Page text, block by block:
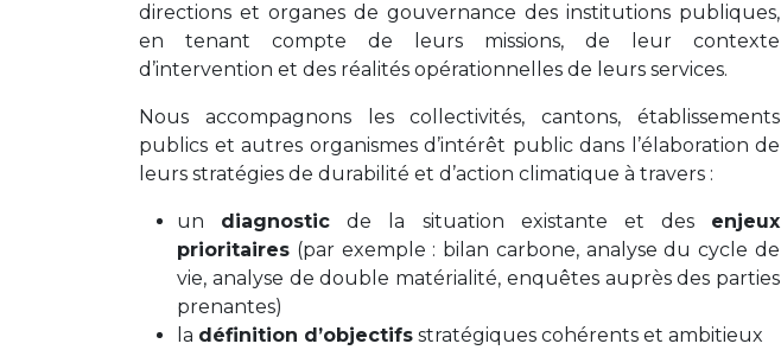
directions et organes de gouvernance des institutions publiques,
en tenant compte de leurs missions, de leur contexte
d’intervention et des réalités opérationnelles de leurs services.
Nous accompagnons les collectivités, cantons, établissements
publics et autres organismes d’intérêt public dans l’élaboration de
leurs stratégies de durabilité et d’action climatique à travers :
un diagnostic de la situation existante et des enjeux
prioritaires (par exemple : bilan carbone, analyse du cycle de
vie, analyse de double matérialité, enquêtes auprès des parties
prenantes)
la définition d’objectifs stratégiques cohérents et ambitieux